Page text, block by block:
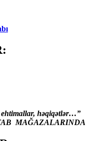
həqiqətlər…”
MAĞAZALARINDA